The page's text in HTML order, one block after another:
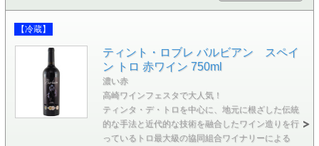
【冷蔵】
ティント・ロブレ バルビアン スペイ
ン トロ 赤ワイン 750ml
濃い赤
高崎ワインフェスタで大人気！
ティンタ・デ・トロを中心に、地元に根ざした伝統
的な手法と近代的な技術を融合したワイン造りを行
っているトロ最大級の協同組合ワイナリーによる